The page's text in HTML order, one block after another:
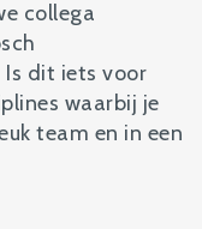
collega
Is dit iets voor
waarbij je
team en in een